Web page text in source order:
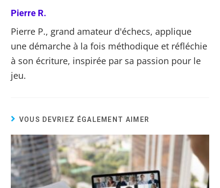
Pierre R.
Pierre P., grand amateur d'échecs, applique
une démarche à la fois méthodique et réfléchie
à son écriture, inspirée par sa passion pour le
jeu.
VOUS DEVRIEZ ÉGALEMENT AIMER